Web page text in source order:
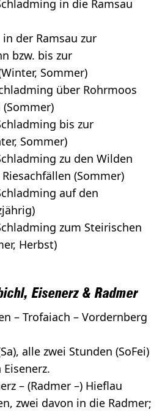
in die Ramsau
in der Ramsau zur
bzw. bis zur
Sommer)
über Rohrmoos
bis zur
Sommer)
zu den Wilden
(Sommer)
auf den
zum Steirischen
Herbst)
Eisenerz & Radmer
– Trofaiach – Vordernberg
alle zwei Stunden (SoFei)
– (Radmer –) Hieﬂau
zwei davon in die Radmer;